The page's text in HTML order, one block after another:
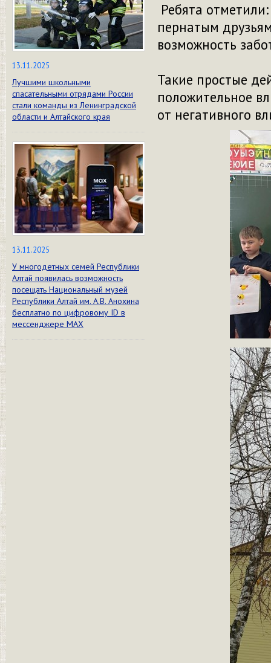
13.11.2025
Лучшими школьными
спасательными отрядами России
стали команды из Ленинградской
области и Алтайского края
13.11.2025
У многодетных семей Республики
Алтай появилась возможность
посещать Национальный музей
Республики Алтай им. А.В. Анохина
бесплатно по цифровому ID в
мессенджере МАХ
Ребята
пернатым
возможность
Такие простые
положительное
от негативного